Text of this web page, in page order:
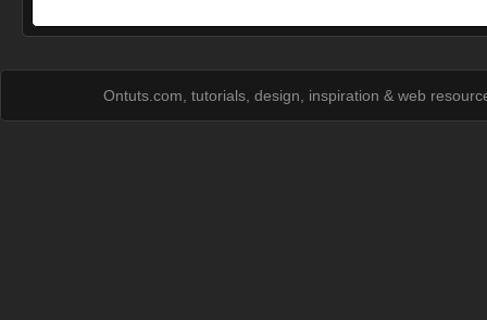
Ontuts.com, tutorials, design, inspiration & web